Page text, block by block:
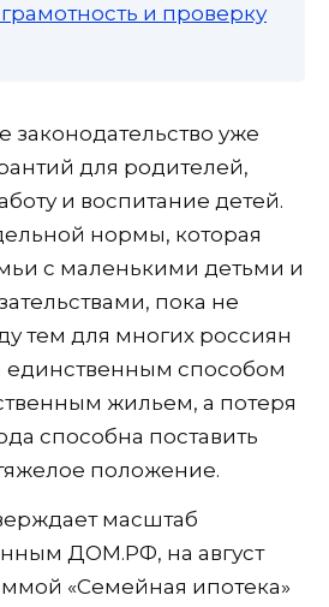
грамотность и проверку
законодательство уже
для родителей,
и воспитание детей.
нормы, которая
с маленькими детьми и
пока не
тем для многих россиян
единственным способом
жильем, а потеря
способна поставить
положение.
масштаб
ДОМ.РФ, на август
«Семейная ипотека»